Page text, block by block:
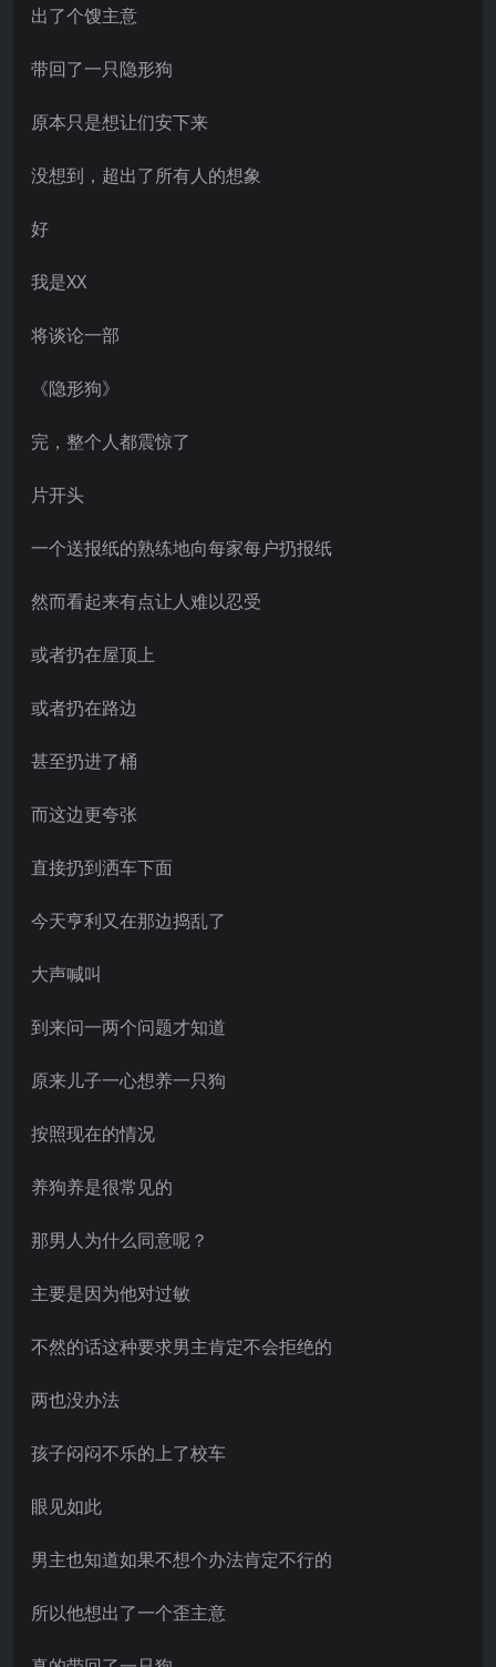
出了个馊主意
带回了一只隐形狗
原本只是想让们安下来
没想到，超出了所有人的想象
好
我是XX
将谈论一部
《隐形狗》
完，整个人都震惊了
片开头
一个送报纸的熟练地向每家每户扔报纸
然而看起来有点让人难以忍受
或者扔在屋顶上
或者扔在路边
甚至扔进了桶
而这边更夸张
直接扔到洒车下面
今天亨利又在那边捣乱了
大声喊叫
到来问一两个问题才知道
原来儿子一心想养一只狗
按照现在的情况
养狗养是很常见的
那男人为什么同意呢？
主要是因为他对过敏
不然的话这种要求男主肯定不会拒绝的
两也没办法
孩子闷闷不乐的上了校车
眼见如此
男主也知道如果不想个办法肯定不行的
所以他想出了一个歪主意